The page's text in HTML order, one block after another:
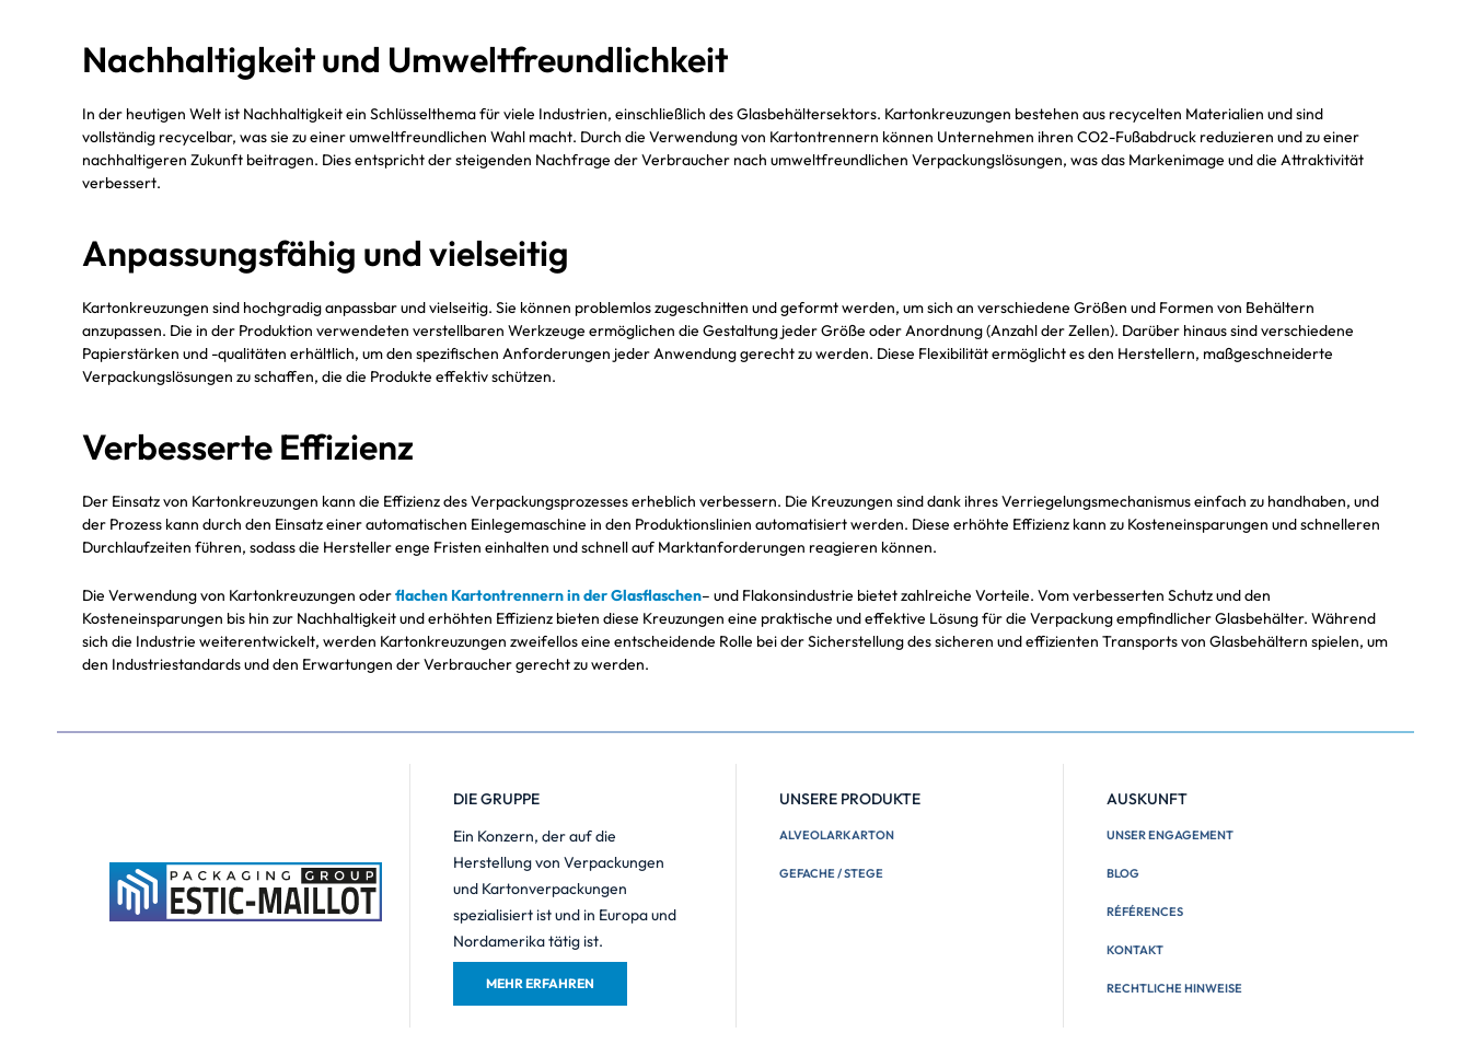
Nachhaltigkeit und Umweltfreundlichkeit
In der heutigen Welt ist Nachhaltigkeit ein Schlüsselthema für viele Industrien, einschließlich des Glasbehältersektors. Kartonkreuzungen bestehen aus recycelten Materialien und sind
vollständig recycelbar, was sie zu einer umweltfreundlichen Wahl macht. Durch die Verwendung von Kartontrennern können Unternehmen ihren CO2-Fußabdruck reduzieren und zu einer
nachhaltigeren Zukunft beitragen. Dies entspricht der steigenden Nachfrage der Verbraucher nach umweltfreundlichen Verpackungslösungen, was das Markenimage und die Attraktivität
verbessert.
Anpassungsfähig und vielseitig
Kartonkreuzungen sind hochgradig anpassbar und vielseitig. Sie können problemlos zugeschnitten und geformt werden, um sich an verschiedene Größen und Formen von Behältern
anzupassen. Die in der Produktion verwendeten verstellbaren Werkzeuge ermöglichen die Gestaltung jeder Größe oder Anordnung (Anzahl der Zellen). Darüber hinaus sind verschiedene
Papierstärken und -qualitäten erhältlich, um den spezifischen Anforderungen jeder Anwendung gerecht zu werden. Diese Flexibilität ermöglicht es den Herstellern, maßgeschneiderte
Verpackungslösungen zu schaffen, die die Produkte effektiv schützen.
Verbesserte Effizienz
Der Einsatz von Kartonkreuzungen kann die Effizienz des Verpackungsprozesses erheblich verbessern. Die Kreuzungen sind dank ihres Verriegelungsmechanismus einfach zu handhaben, und
der Prozess kann durch den Einsatz einer automatischen Einlegemaschine in den Produktionslinien automatisiert werden. Diese erhöhte Effizienz kann zu Kosteneinsparungen und schnelleren
Durchlaufzeiten führen, sodass die Hersteller enge Fristen einhalten und schnell auf Marktanforderungen reagieren können.
Die Verwendung von Kartonkreuzungen oderflachen Kartontrennern in der Glasflaschen– und Flakonsindustrie bietet zahlreiche Vorteile. Vom verbesserten Schutz und den
Kosteneinsparungen bis hin zur Nachhaltigkeit und erhöhten Effizienz bieten diese Kreuzungen eine praktische und effektive Lösung für die Verpackung empfindlicher Glasbehälter. Während
sich die Industrie weiterentwickelt, werden Kartonkreuzungen zweifellos eine entscheidende Rolle bei der Sicherstellung des sicheren und effizienten Transports von Glasbehältern spielen, um
den Industriestandards und den Erwartungen der Verbraucher gerecht zu werden.
DIE GRUPPE
Ein Konzern, der auf die
Herstellung von Verpackungen
und Kartonverpackungen
spezialisiert ist und in Europa und
Nordamerika tätig ist.
MEHR ERFAHREN
UNSERE PRODUKTE
ALVEOLARKARTON
GEFACHE / STEGE
AUSKUNFT
UNSER ENGAGEMENT
BLOG
RÉFÉRENCES
KONTAKT
RECHTLICHE HINWEISE